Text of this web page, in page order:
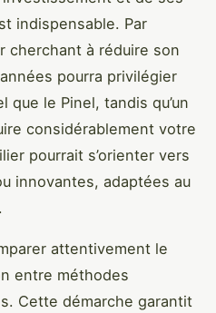
indispensable. Par
cherchant à réduire son
pourra privilégier
le Pinel, tandis qu’un
considérablement votre
pourrait s’orienter vers
innovantes, adaptées au
attentivement le
entre méthodes
Cette démarche garantit